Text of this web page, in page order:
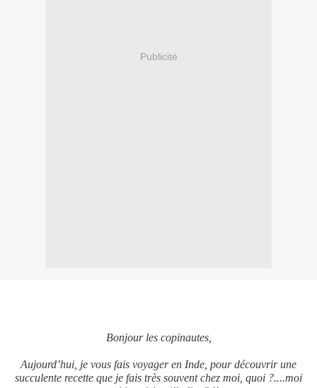
Publicité
Bonjour les copinautes,
Aujourd’hui, je vous fais voyager en Inde, pour découvrir une
succulente recette que je fais très souvent chez moi, quoi ?....moi